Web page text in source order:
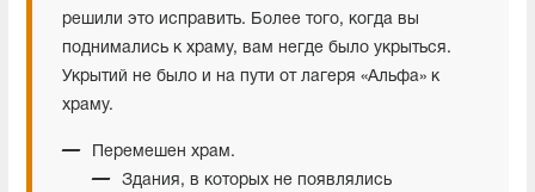
решили это исправить. Более того, когда вы
поднимались к храму, вам негде было укрыться.
Укрытий не было и на пути от лагеря «Альфа» к
храму.
Перемешен храм.
Здания, в которых не появлялись